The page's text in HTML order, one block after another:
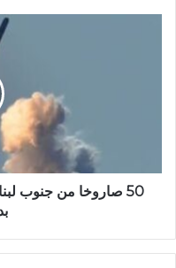
50 صاروخا من جنوب